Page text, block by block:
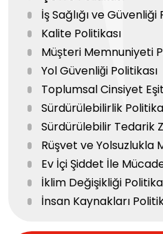
İş Sağlığı ve Güvenliği
Kalite Politikası
Müşteri Memnuniyeti
Yol Güvenliği Politikası
Toplumsal Cinsiyet
Sürdürülebilirlik
Sürdürülebilir Tedarik
Rüşvet ve Yolsuzlukla
Ev İçi Şiddet İle
İklim Değişikliği
İnsan Kaynakları